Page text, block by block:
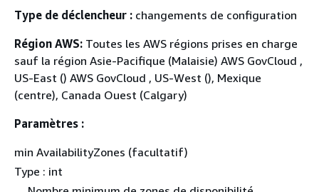
Type de déclencheur : changements de configuration
Région AWS: Toutes les AWS régions prises en charge
sauf la région Asie-Pacifique (Malaisie) AWS GovCloud ,
US-East () AWS GovCloud , US-West (), Mexique
(centre), Canada Ouest (Calgary)
Paramètres :
min AvailabilityZones (facultatif)
Type : int